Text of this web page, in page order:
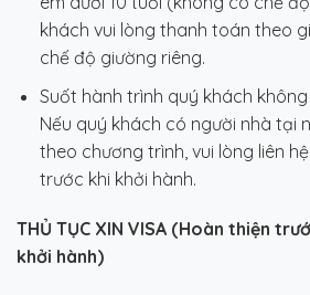
khách vui lòng thanh toán theo
chế độ giường riêng.
Suốt hành trình quý khách
Nếu quý khách có người nhà tại
theo chương trình, vui lòng liên
trước khi khởi hành.
THỦ TỤC XIN VISA (Hoàn thiện
khởi hành)